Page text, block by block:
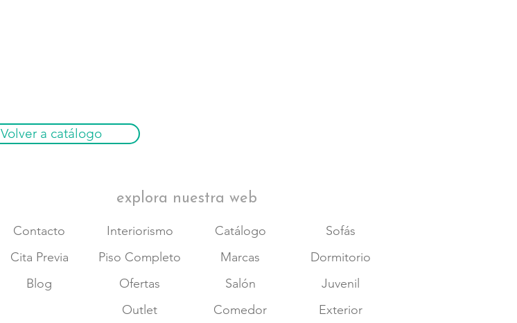
Volver a catálogo
Contacto
Cita Previa
Blog
Interiorismo
Piso Completo
Ofertas
Outlet
Catálogo
Marcas
Salón
Comedor
explora nuestra web
Sofás
Dormitorio
Juvenil
Exterior